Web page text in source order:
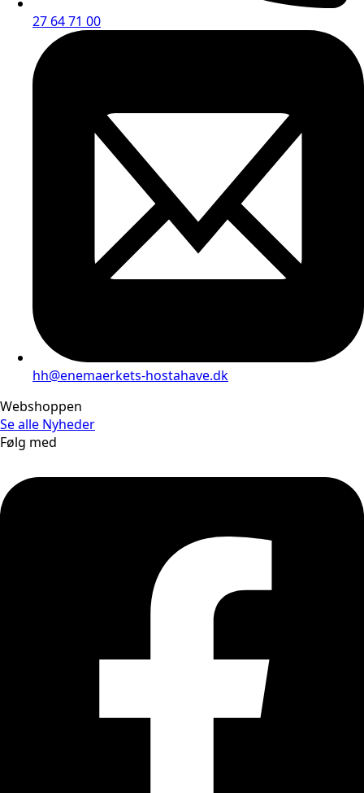
27 64 71 00
hh@enemaerkets-hostahave.dk
Webshoppen
Se alle Nyheder
Følg med